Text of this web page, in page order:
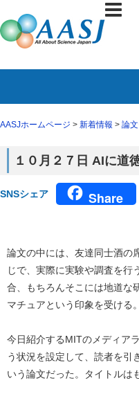
AASJホームページ > 新着情報 > 論
１０月２７日 AIに道
SNSシェア Share
論文の中には、友達同士酒の
じで、実際に実験や調査を行
合、もちろんそこには地道な
マチュアという印象を受ける
今日紹介するMITのメディア
う状況を設定して、読者を引
いう論文だった。タイトルは